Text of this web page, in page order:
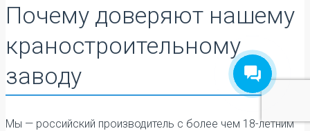
Почему доверяют нашему
краностроительному
заводу
Мы — российский производитель с более чем 18-летним